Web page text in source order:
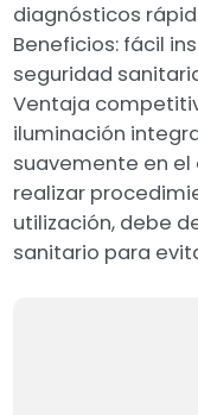
diagnósticos
Beneficios: fácil
seguridad
Ventaja
iluminación
suavemente en el
realizar
utilización, debe
sanitario para